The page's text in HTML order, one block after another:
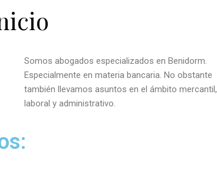
Somos abogados especializados en Benidorm.
Especialmente en materia bancaria. No obstante
también llevamos asuntos en el ámbito mercantil,
laboral y administrativo.